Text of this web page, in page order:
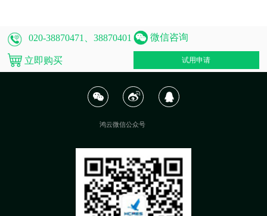
020-38870471、38870401 微信咨询
立即购买 试用申请
鸿云微信公众号